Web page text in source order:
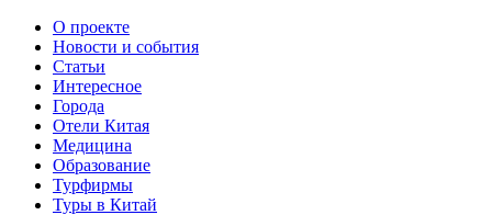
О проекте
Новости и события
Статьи
Интересное
Города
Отели Китая
Медицина
Образование
Турфирмы
Туры в Китай